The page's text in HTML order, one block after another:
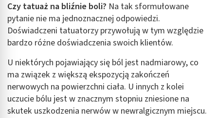
Czy tatuaż na bliźnie boli? Na tak sformułowane
pytanie nie ma jednoznacznej odpowiedzi.
Doświadczeni tatuatorzy przywołują w tym względzie
bardzo różne doświadczenia swoich klientów.
U niektórych pojawiający się ból jest nadmiarowy, co
ma związek z większą ekspozycją zakończeń
nerwowych na powierzchni ciała. U innych z kolei
uczucie bólu jest w znacznym stopniu zniesione na
skutek uszkodzenia nerwów w newralgicznym miejscu.